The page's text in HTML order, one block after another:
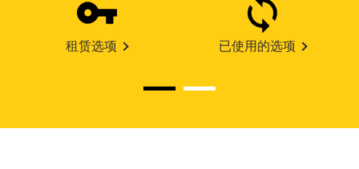
租赁选项 已使用的选项